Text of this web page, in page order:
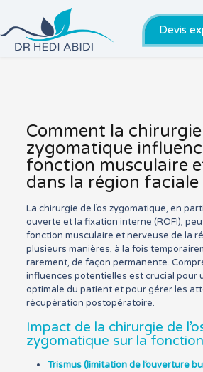
Devis
Comment la chirurgie
zygomatique
fonction musculaire
dans la région faciale
La chirurgie de l’os zygomatique, en
ouverte et la fixation interne (ROFI),
fonction musculaire et nerveuse de la
plusieurs manières, à la fois
rarement, de façon permanente.
influences potentielles est crucial pour
optimale du patient et pour gérer les
récupération postopératoire.
Impact de la chirurgie de
zygomatique sur la
Trismus (limitation de l’ouverture